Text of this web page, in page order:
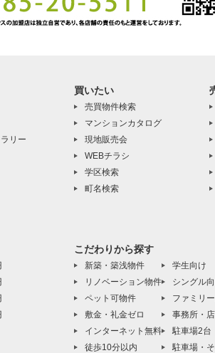
リー
買いたい
売買物件検索
マンションカタログ
現地販売会
WEBチラシ
学区検索
町名検索
こだわりから探す
新築・築浅物件
リノベーション物件
ペット可物件
敷金・礼金ゼロ
インターネット無料
徒歩10分以内
学生向け
シングル
ファミリ
事務所・
駐車場2台
駐車場・